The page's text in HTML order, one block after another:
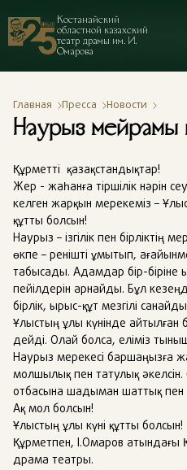
Костанайский
областной казахский
театр драмы им. И.
Омарова
Главная Пресса Новости
Наурыз
Құрметті қазақстандықтар!
Жер - жаһанға тіршілік нәрін
келген жарқын мерекеміз –
құтты болсын!
Наурыз – ізгілік пен бірліктің
өкпе – ренішті ұмытып,
табысады. Адамдар бір-біріне
пейілдерін арнайды. Бұл
бірлік, ырыс-құт мезгілі
Ұлыстың ұлы күнінде
дейді. Олай болса, еліміз
Наурыз мерекесі баршаңызға
молшылық пен татулық
отбасына шадыман шаттық пен
Ақ мол болсын!
Ұлыстың ұлы күні құтты болсын!
Құрметпен, І.Омаров атындағы
драма театры.